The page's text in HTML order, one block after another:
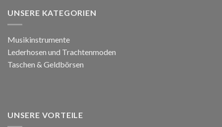
UNSERE KATEGORIEN
Musikinstrumente
Lederhosen und Trachtenmoden
Taschen & Geldbörsen
UNSERE VORTEILE